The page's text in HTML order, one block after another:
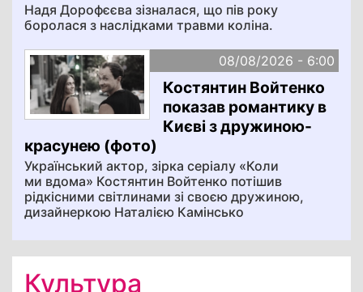
Надя Дорофєєва зізналася, що пів року
боролася з наслідками травми коліна.
08/08/2026 - 6:00
Костянтин Войтенко
показав романтику в
Києві з дружиною-
красунею (фото)
Український актор, зірка серіалу «Коли
ми вдома» Костянтин Войтенко потішив
рідкісними світлинами зі своєю дружиною,
дизайнеркою Наталією Камінсько
Культура